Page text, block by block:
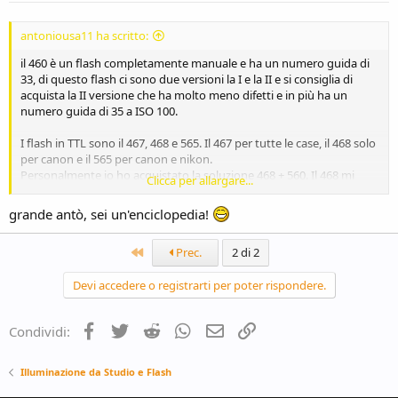
antoniousa11 ha scritto:
il 460 è un flash completamente manuale e ha un numero guida di
33, di questo flash ci sono due versioni la I e la II e si consiglia di
acquista la II versione che ha molto meno difetti e in più ha un
numero guida di 35 a ISO 100.
I flash in TTL sono il 467, 468 e 565. Il 467 per tutte le case, il 468 solo
per canon e il 565 per canon e nikon.
Personalmente io ho acquistato la soluzione 468 + 560. Il 468 mi
servirà come flash per eventi e come secondo punto luce, mentre il
560 farà il primo punto luce in studio.
Se avete esigenze che vanno oltre al semplice fotoamatore non vi
consiglio i yongnuo siccome non sono per niente affidabili.
Vi lascio questo link che spiega le basi (TTL, NG...) del flash:
http://www.chrysis.net/photo/photo_man/txt/flash.htm
Clicca per allargare...
grande antò, sei un'enciclopedia!
PrimoPrec. 2 di 2
Devi accedere o registrarti per poter rispondere.
Condividi: Facebook
TwitterReddit WhatsApp
e-mailLink
Illuminazione da Studio e Flash